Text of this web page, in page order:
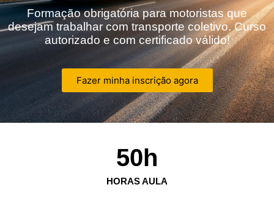
Formação obrigatória para motoristas que
desejam trabalhar com transporte coletivo. Curso
autorizado e com certificado válido!
Fazer minha inscrição agora
HORAS AULA
50h